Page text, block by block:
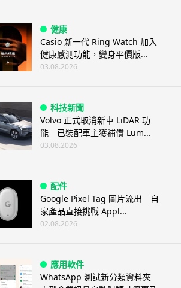
健康
Casio 新一代 Ring Watch 加入
健康感測功能，變身平價版...
03.08.2026
科技新聞
Volvo 正式取消新車 LiDAR 功
能 已裝配車主獲補償 Lum...
03.08.2026
配件
Google Pixel Tag 圖片流出 自
家產品直接挑戰 Appl...
02.08.2026
應用軟件
WhatsApp 測試新分類資料夾